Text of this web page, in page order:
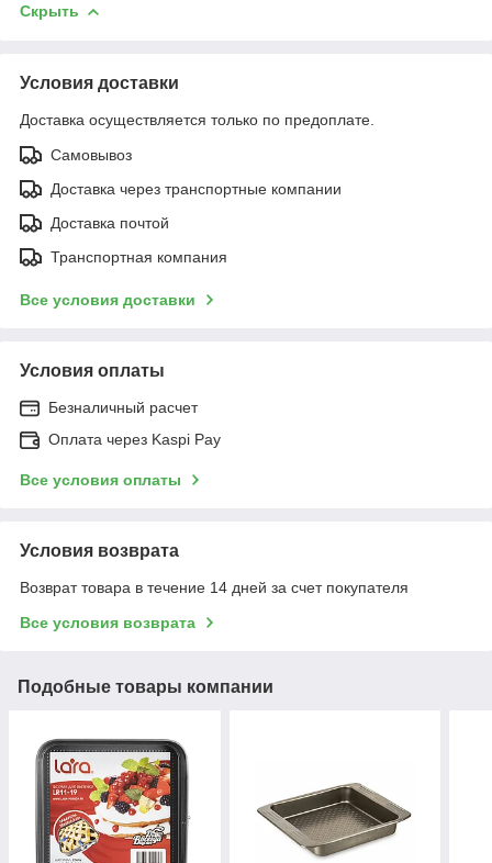
Скрыть
Условия доставки
Доставка осуществляется только по предоплате.
Самовывоз
Доставка через транспортные компании
Доставка почтой
Транспортная компания
Все условия доставки
Условия оплаты
Безналичный расчет
Оплата через Kaspi Pay
Все условия оплаты
Условия возврата
Возврат товара в течение 14 дней за счет покупателя
Все условия возврата
Подобные товары компании